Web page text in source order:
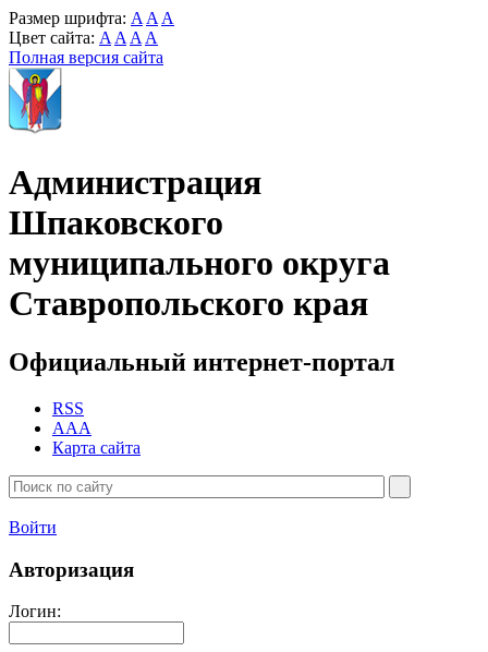
Размер шрифта: A A A
Цвет сайта: A A A A
Полная версия сайта
Администрация
Шпаковского
муниципального округа
Ставропольского края
Официальный интернет-портал
RSS
AAA
Карта сайта
Войти
Авторизация
Логин: